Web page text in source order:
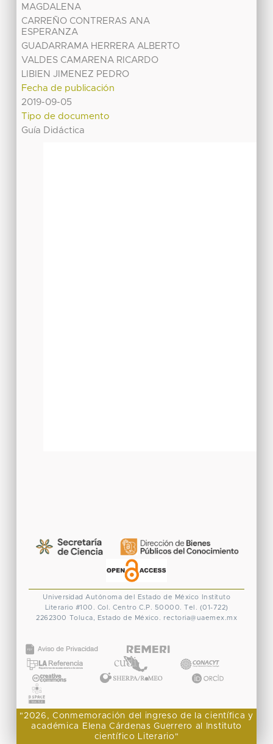
MAGDALENA
CARREÑO CONTRERAS ANA
ESPERANZA
GUADARRAMA HERRERA ALBERTO
VALDES CAMARENA RICARDO
LIBIEN JIMENEZ PEDRO
Fecha de publicación
2019-09-05
Tipo de documento
Guía Didáctica
Universidad Autónoma del Estado de México
Instituto
Literario #100. Col. Centro C.P. 50000. Tel. (01-722)
2262300 Toluca, Estado de México. rectoria@uaemex.mx
"2026, Conmemoración del ingreso de la científica y
académica Elena Cárdenas Guerrero al Instituto
científico Literario"